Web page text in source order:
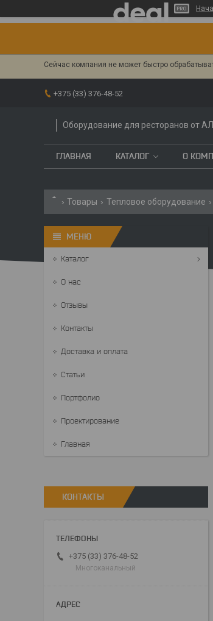
Сейчас компания не может быстро
+375 (33) 376-48-52
Оборудование для ресторанов от
ГЛАВНАЯ КАТАЛОГ О
Товары Тепловое оборудование
Каталог
О нас
Отзывы
Контакты
Доставка и оплата
Статьи
Портфолио
Проектирование
Главная
КОНТАКТЫ
+375 (33) 376-48-52
Многоканальный